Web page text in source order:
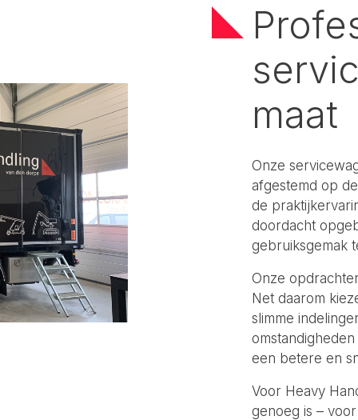
maat
Onze
afgestemd op
de
doordacht
gebruiksgemak
Onze
Net daarom
slimme
een betere en
Voor Heavy
genoeg is –